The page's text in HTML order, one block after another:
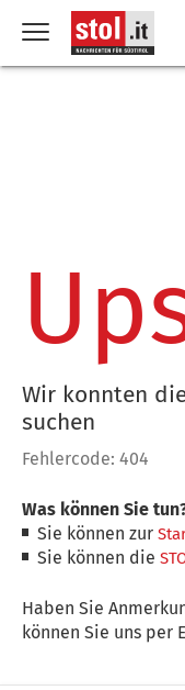
Wir konnten
suchen
Fehlercode: 404
Was können Sie
Sie können zur
Sie können die
Haben Sie
können Sie uns per